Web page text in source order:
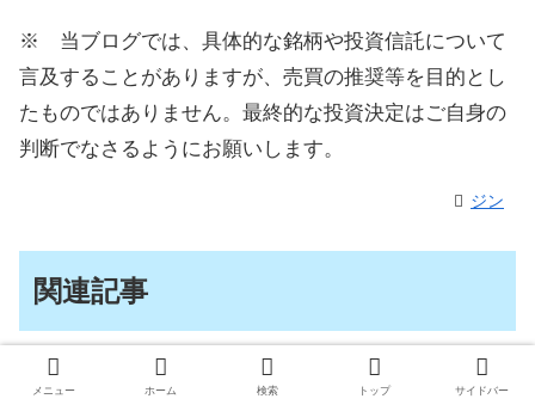
※ 当ブログでは、具体的な銘柄や投資信託について
言及することがありますが、売買の推奨等を目的とし
たものではありません。最終的な投資決定はご自身の
判断でなさるようにお願いします。
ジン
関連記事
ゴールドカードって持つ意味って
メニュー ホーム 検索 トップ サイドバー